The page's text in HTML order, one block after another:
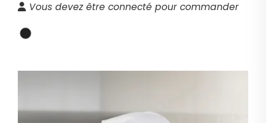
Vous devez être connecté pour commander